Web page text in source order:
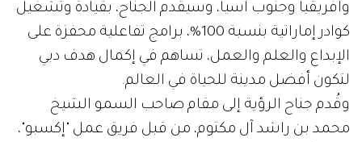
وأفريقيا وجنوب آسيا، وسيقدم الجناح، بقيادة وتشغيل
كوادر إماراتية بنسبة 100%، برامج تفاعلية محفزة على
الإبداع والعلم والعمل، تساهم في إكمال هدف دبي
لتكون أفضل مدينة للحياة في العالم.
وقُدم جناح الرؤية إلى مقام صاحب السمو الشيخ
محمد بن راشد آل مكتوم، من قبل فريق عمل "إكسبو"،